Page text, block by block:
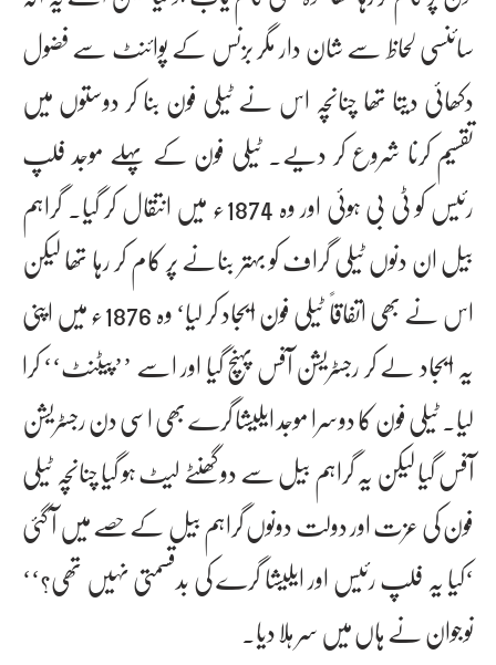
سائنسی لحاظ سے شان دار مگر بزنس کے پوائنٹ سے فضول
دکھائی دیتا تھا چناںچہ اس نے ٹیلی فون بنا کر دوستوں میں
تقسیم کرنا شروع کر دیے۔ ٹیلی فون کے پہلے موجد فلپ
رئیس کو ٹی بی ہوئی اور وہ 1874ء میں انتقال کر گیا۔ گراہم
بیل ان دنوں ٹیلی گراف کو بہتر بنانے پر کام کر رہا تھا لیکن
اس نے بھی اتفاقاً ٹیلی فون ایجاد کر لیا‘ وہ 1876ء میں اپنی
یہ ایجاد لے کر رجسٹریشن آفس پہنچ گیا اور اسے ’’پیٹنٹ‘‘ کرا
لیا۔ ٹیلی فون کا دوسرا موجد ایلیشا گرے بھی اسی دن رجسٹریشن
آفس گیا لیکن یہ گراہم بیل سے دو گھنٹے لیٹ ہو گیا چناںچہ ٹیلی
فون کی عزت اور دولت دونوں گراہم بیل کے حصے میں آ گئی
‘کیا یہ فلپ رئیس اور ایلیشا گرے کی بدقسمتی نہیں تھی؟‘‘
نوجوان نے ہاں میں سر ہلا دیا۔